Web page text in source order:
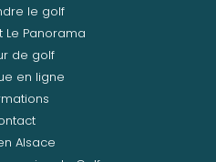
le golf
Le Panorama
de golf
en ligne
Alsace